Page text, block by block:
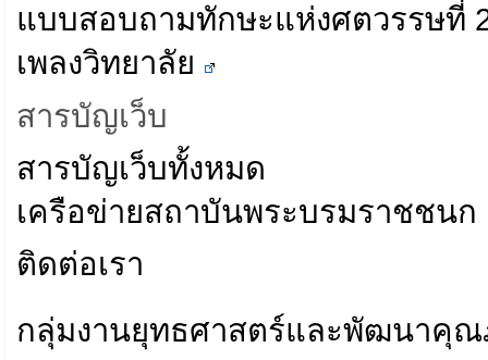
แบบสอบถามทักษะแห่งศตวรรษที่
เพลงวิทยาลัย
สารบัญเว็บ
สารบัญเว็บทั้งหมด
เครือข่ายสถาบันพระบรมราชชนก
ติดต่อเรา
กลุ่มงานยุทธศาสตร์และพัฒนาคุ